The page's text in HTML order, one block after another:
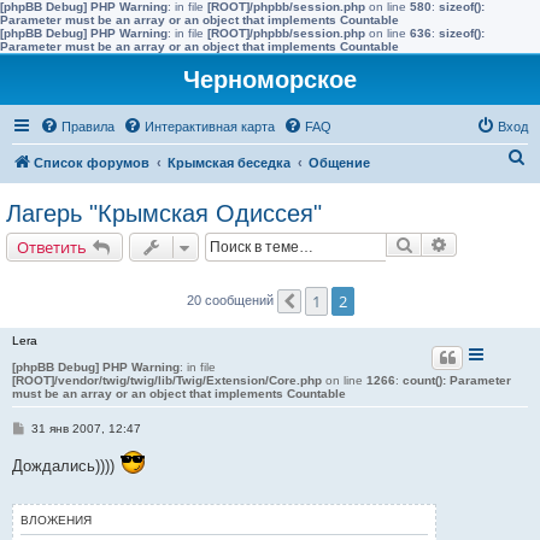
[phpBB Debug] PHP Warning: in file [ROOT]/phpbb/session.php on line 580: sizeof():
Parameter must be an array or an object that implements Countable
[phpBB Debug] PHP Warning: in file [ROOT]/phpbb/session.php on line 636: sizeof():
Parameter must be an array or an object that implements Countable
Черноморское
Правила Интерактивная карта FAQ Вход
Список форумов Крымская беседка Общение
Лагерь "Крымская Одиссея"
Ответить Поиск
20 сообщений Пред.
1 2
Lera
[phpBB Debug] PHP Warning: in file
[ROOT]/vendor/twig/twig/lib/Twig/Extension/Core.php on line 1266: count(): Parameter
must be an array or an object that implements Countable
С
б
н
и
31 янв 2007, 12:47
Дождались))))
ВЛОЖЕНИЯ